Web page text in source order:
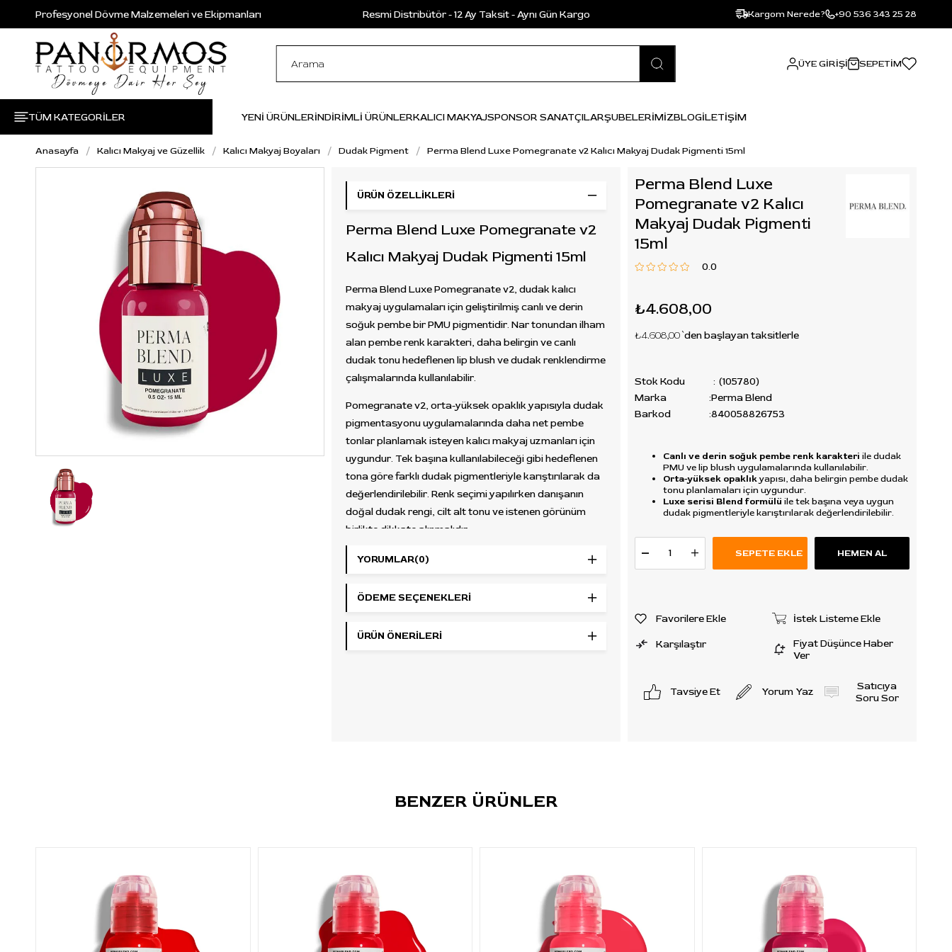
Profesyonel Dövme Malzemeleri ve Ekipmanları Resmi Distribütör - 12 Ay Taksit - Aynı Gün Kargo Kargom Nerede? +90 536 343 25 28
ÜYE GIRIŞI SEPETIM
TÜM KATEGORİLER YENİ ÜRÜNLERİNDİRİMLİ ÜRÜNLERKALICI MAKYAJSPONSOR SANATÇILARŞUBELERİMİZBLOGİLETİŞİM
Anasayfa Kalıcı Makyaj ve Güzellik Kalıcı Makyaj Boyaları Dudak Pigment Perma Blend Luxe Pomegranate v2 Kalıcı Makyaj Dudak Pigmenti 15ml
ÜRÜN ÖZELLIKLERI
Perma Blend Luxe Pomegranate v2
Kalıcı Makyaj Dudak Pigmenti 15ml
Perma Blend Luxe Pomegranate v2, dudak kalıcı
makyaj uygulamaları için geliştirilmiş canlı ve derin
soğuk pembe bir PMU pigmentidir. Nar tonundan ilham
alan pembe renk karakteri, daha belirgin ve canlı
dudak tonu hedeflenen lip blush ve dudak renklendirme
çalışmalarında kullanılabilir.
Pomegranate v2, orta-yüksek opaklık yapısıyla dudak
pigmentasyonu uygulamalarında daha net pembe
tonlar planlamak isteyen kalıcı makyaj uzmanları için
uygundur. Tek başına kullanılabileceği gibi hedeflenen
tona göre farklı dudak pigmentleriyle karıştırılarak da
değerlendirilebilir. Renk seçimi yapılırken danışanın
doğal dudak rengi, cilt alt tonu ve istenen görünüm
birlikte dikkate alınmalıdır.
Kullanım Alanı
canlı soğuk pembe dudak tonu hedeflenen profesyonel
PMU uygulamalarında kullanılabilir. Soğuk pembe
karakteri nedeniyle doğal dudak zemini, renk
Kalıcı makyaj dudak pigmenti
Renk:Canlı ve derin pembe
Uyumluluk:
EU REACH uyumlu, BVL kayıtlı
Hacim:15ml / 1/2 oz
Kullanım alanı:
Dudak PMU, lip blush ve dudak
YORUMLAR(0)
ÖDEME SEÇENEKLERI
ÜRÜN ÖNERILERI
Perma Blend Luxe
Pomegranate v2 Kalıcı
Makyaj Dudak Pigmenti
15ml
0.0
₺4.608,00
₺4.608,00`den başlayan taksitlerle
Stok Kodu
(105780)
Marka
:Perma Blend
Barkod
:840058826753
Canlı ve derin soğuk pembe renk karakteri ile dudak
PMU ve lip blush uygulamalarında kullanılabilir.
Orta-yüksek opaklıkyapısı, daha belirgin pembe dudak
tonu planlamaları için uygundur.
Luxe serisi Blend formülü ile tek başına veya uygun
dudak pigmentleriyle karıştırılarak değerlendirilebilir.
Favorilere Ekle İstek Listeme Ekle
Karşılaştır
Fiyat Düşünce Haber
Ver
Tavsiye Et Yorum Yaz
Satıcıya
Soru Sor
BENZER ÜRÜNLER